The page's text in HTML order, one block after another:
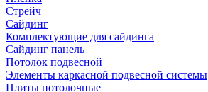
Стрейч
Сайдинг
Комплектующие для сайдинга
Сайдинг панель
Потолок подвесной
Элементы каркасной подвесной системы
Плиты потолочные